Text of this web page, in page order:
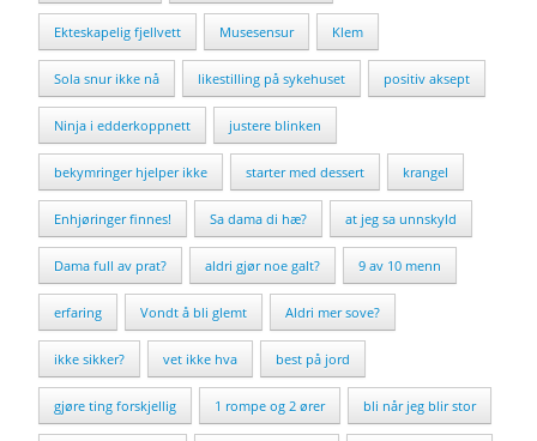
Ekteskapelig fjellvett Musesensur Klem
Sola snur ikke nå likestilling på sykehuset positiv aksept
Ninja i edderkoppnett justere blinken
bekymringer hjelper ikke starter med dessert krangel
Enhjøringer finnes! Sa dama di hæ? at jeg sa unnskyld
Dama full av prat? aldri gjør noe galt? 9 av 10 menn
erfaring Vondt å bli glemt Aldri mer sove?
ikke sikker? vet ikke hva best på jord
gjøre ting forskjellig 1 rompe og 2 ører bli når jeg blir stor